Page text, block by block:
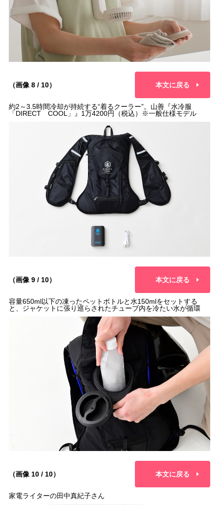
（画像 8 / 10） 本文に戻る
約2～3.5時間冷却が持続する“着るクーラー”。山善『水冷服
「DIRECT COOL」』1万4200円（税込）※一般仕様モデル
（画像 9 / 10） 本文に戻る
容量650ml以下の凍ったペットボトルと水150mlをセットする
と、ジャケットに張り巡らされたチューブ内を冷たい水が循環
（画像 10 / 10） 本文に戻る
家電ライターの田中真紀子さん